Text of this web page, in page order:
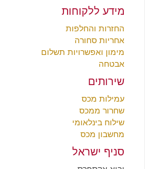
מידע ללקוחות
החזרות והחלפות
אחריות סחורה
מימון ואפשרויות תשלום
אבטחה
שירותים
עמילות מכס
שחרור ממכס
שילוח בינלאומי
מחשבון מכס
סניף ישראל